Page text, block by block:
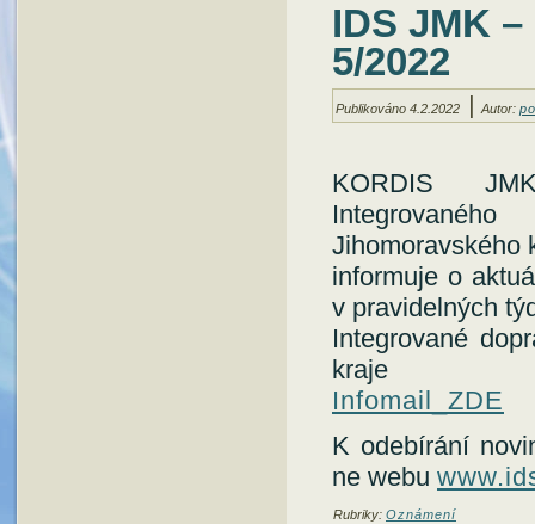
IDS JMK
5/2022
Publikováno 4.2.2022 |Autor:
KORDIS
Jihomoravského
informuje o
v pravidelných
Integrované
kraje
Infomail_ZDE
K odebírání
ne webu
Rubriky: Oznámení